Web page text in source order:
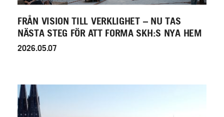
FRÅN VISION TILL VERKLIGHET – NU TAS
NÄSTA STEG FÖR ATT FORMA SKH:S NYA HEM
2026.05.07